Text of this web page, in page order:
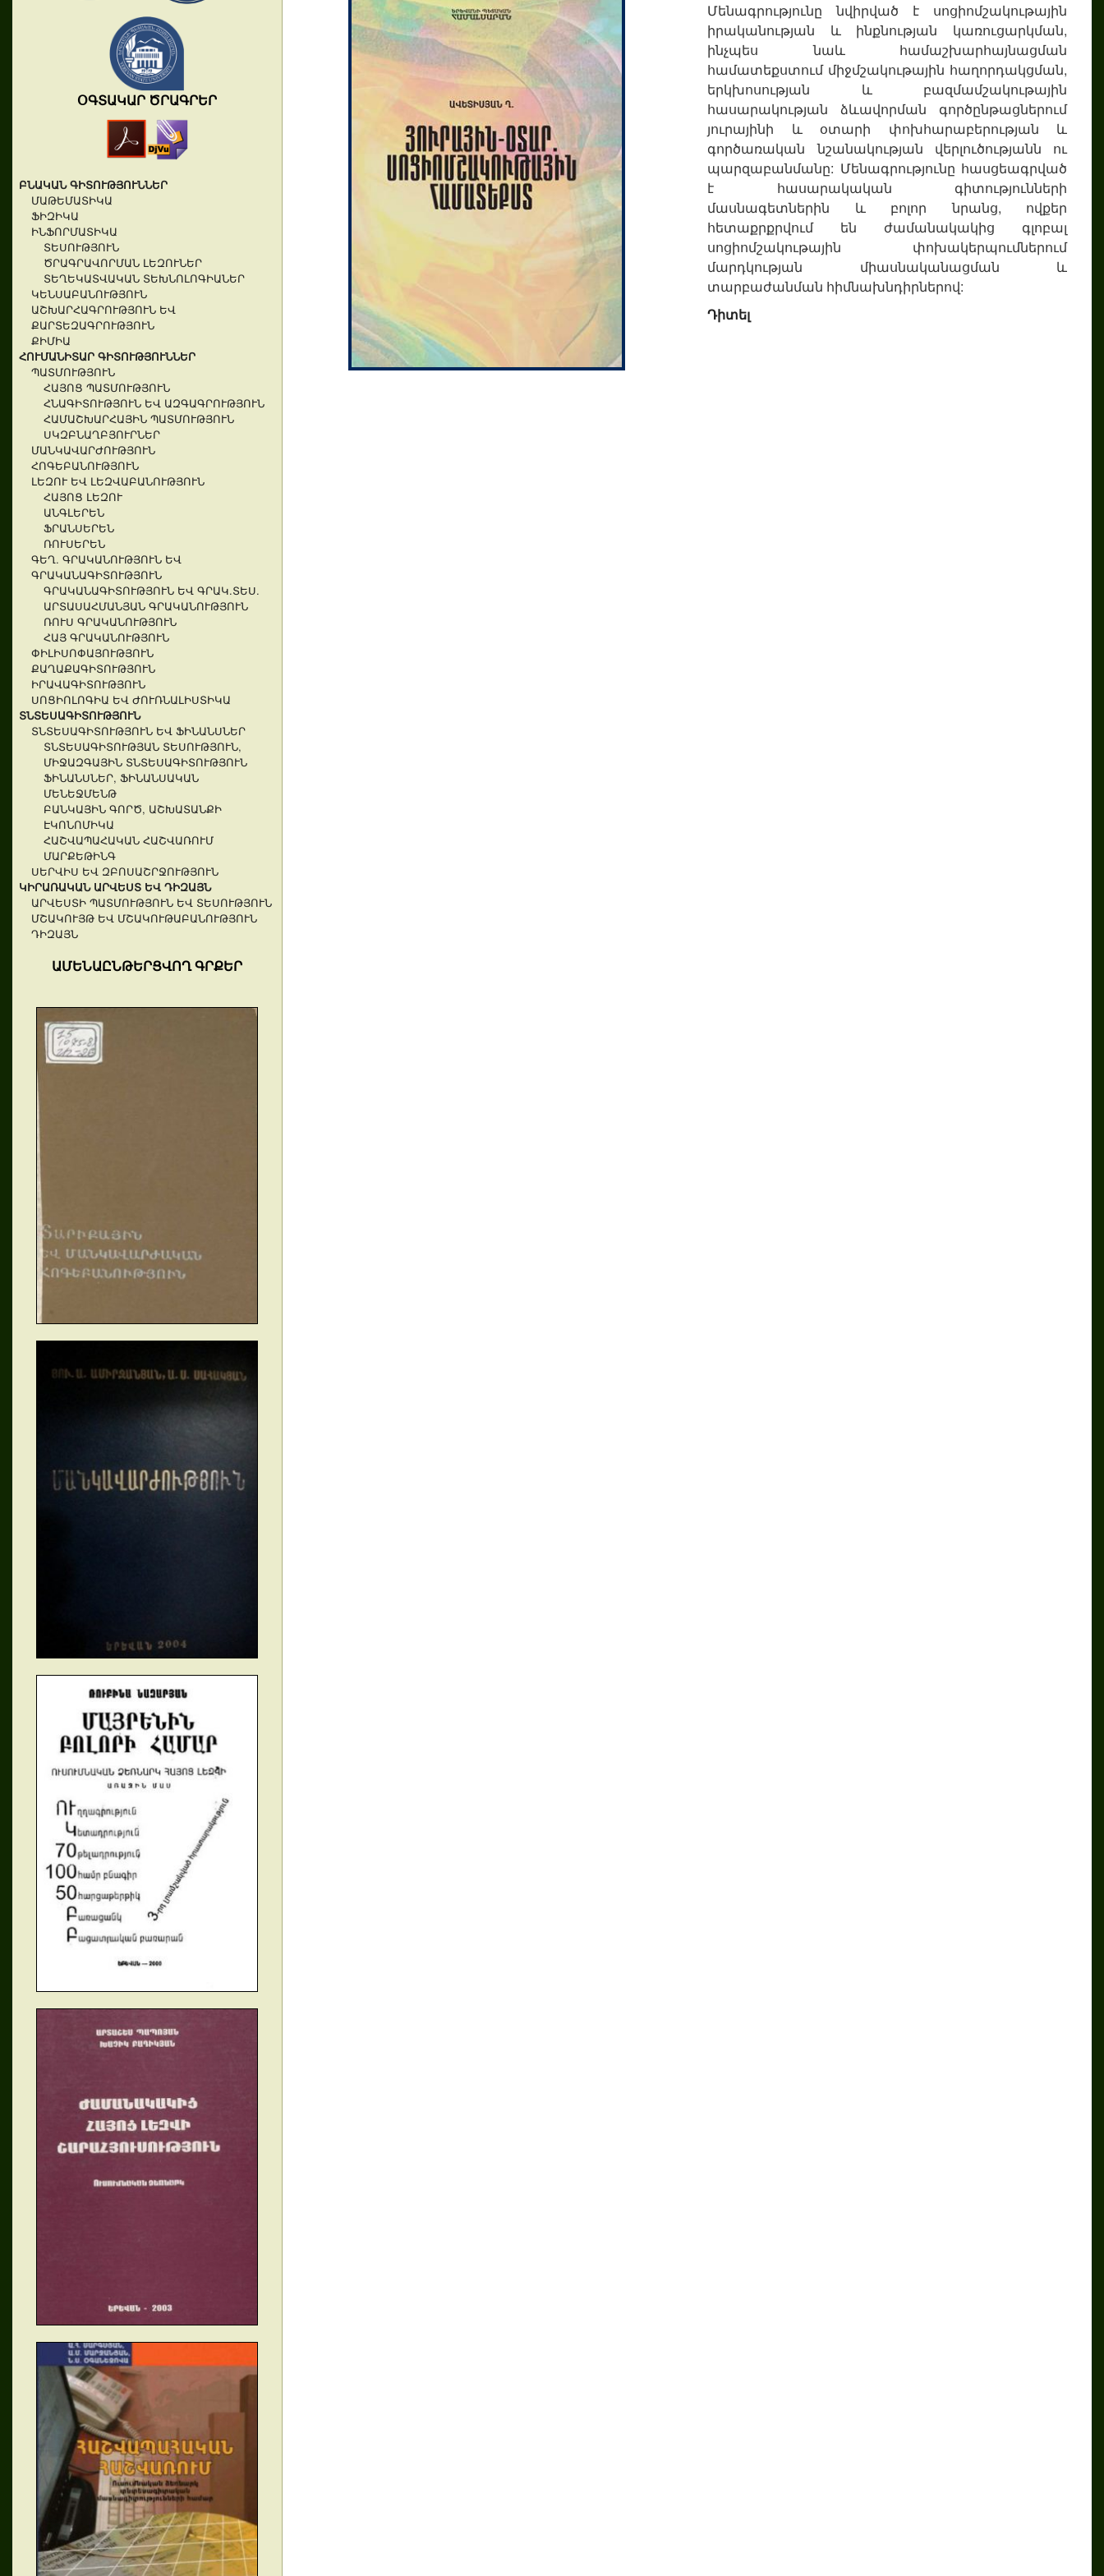
ՕԳՏԱԿԱՐ ԾՐԱԳՐԵՐ
ԲՆԱԿԱՆ ԳԻՏՈՒԹՅՈՒՆՆԵՐ
ՄԱԹԵՄԱՏԻԿԱ
ՖԻԶԻԿԱ
ԻՆՖՈՐՄԱՏԻԿԱ
ՏԵՍՈՒԹՅՈՒՆ
ԾՐԱԳՐԱՎՈՐՄԱՆ ԼԵԶՈՒՆԵՐ
ՏԵՂԵԿԱՏՎԱԿԱՆ ՏԵԽՆՈԼՈԳԻԱՆԵՐ
ԿԵՆՍԱԲԱՆՈՒԹՅՈՒՆ
ԱՇԽԱՐՀԱԳՐՈՒԹՅՈՒՆ ԵՎ
ՔԱՐՏԵԶԱԳՐՈՒԹՅՈՒՆ
ՔԻՄԻԱ
ՀՈՒՄԱՆԻՏԱՐ ԳԻՏՈՒԹՅՈՒՆՆԵՐ
ՊԱՏՄՈՒԹՅՈՒՆ
ՀԱՅՈՑ ՊԱՏՄՈՒԹՅՈՒՆ
ՀՆԱԳԻՏՈՒԹՅՈՒՆ ԵՎ ԱԶԳԱԳՐՈՒԹՅՈՒՆ
ՀԱՄԱՇԽԱՐՀԱՅԻՆ ՊԱՏՄՈՒԹՅՈՒՆ
ՍԿԶԲՆԱՂԲՅՈՒՐՆԵՐ
ՄԱՆԿԱՎԱՐԺՈՒԹՅՈՒՆ
ՀՈԳԵԲԱՆՈՒԹՅՈՒՆ
ԼԵԶՈՒ ԵՎ ԼԵԶՎԱԲԱՆՈՒԹՅՈՒՆ
ՀԱՅՈՑ ԼԵԶՈՒ
ԱՆԳԼԵՐԵՆ
ՖՐԱՆՍԵՐԵՆ
ՌՈՒՍԵՐԵՆ
ԳԵՂ. ԳՐԱԿԱՆՈՒԹՅՈՒՆ ԵՎ
ԳՐԱԿԱՆԱԳԻՏՈՒԹՅՈՒՆ
ԳՐԱԿԱՆԱԳԻՏՈՒԹՅՈՒՆ ԵՎ ԳՐԱԿ.ՏԵՍ.
ԱՐՏԱՍԱՀՄԱՆՅԱՆ ԳՐԱԿԱՆՈՒԹՅՈՒՆ
ՌՈՒՍ ԳՐԱԿԱՆՈՒԹՅՈՒՆ
ՀԱՅ ԳՐԱԿԱՆՈՒԹՅՈՒՆ
ՓԻԼԻՍՈՓԱՅՈՒԹՅՈՒՆ
ՔԱՂԱՔԱԳԻՏՈՒԹՅՈՒՆ
ԻՐԱՎԱԳԻՏՈՒԹՅՈՒՆ
ՍՈՑԻՈԼՈԳԻԱ ԵՎ ԺՈՒՌՆԱԼԻՍՏԻԿԱ
ՏՆՏԵՍԱԳԻՏՈՒԹՅՈՒՆ
ՏՆՏԵՍԱԳԻՏՈՒԹՅՈՒՆ ԵՎ ՖԻՆԱՆՍՆԵՐ
ՏՆՏԵՍԱԳԻՏՈՒԹՅԱՆ ՏԵՍՈՒԹՅՈՒՆ,
ՄԻՋԱԶԳԱՅԻՆ ՏՆՏԵՍԱԳԻՏՈՒԹՅՈՒՆ
ՖԻՆԱՆՍՆԵՐ, ՖԻՆԱՆՍԱԿԱՆ
ՄԵՆԵՋՄԵՆԹ
ԲԱՆԿԱՅԻՆ ԳՈՐԾ, ԱՇԽԱՏԱՆՔԻ
ԷԿՈՆՈՄԻԿԱ
ՀԱՇՎԱՊԱՀԱԿԱՆ ՀԱՇՎԱՌՈՒՄ
ՄԱՐՔԵԹԻՆԳ
ՍԵՐՎԻՍ ԵՎ ԶԲՈՍԱՇՐՋՈՒԹՅՈՒՆ
ԿԻՐԱՌԱԿԱՆ ԱՐՎԵՍՏ ԵՎ ԴԻԶԱՅՆ
ԱՐՎԵՍՏԻ ՊԱՏՄՈՒԹՅՈՒՆ ԵՎ ՏԵՍՈՒԹՅՈՒՆ
ՄՇԱԿՈՒՅԹ ԵՎ ՄՇԱԿՈՒԹԱԲԱՆՈՒԹՅՈՒՆ
ԴԻԶԱՅՆ
ԱՄԵՆԱԸՆԹԵՐՑՎՈՂ ԳՐՔԵՐ
Մենագրությունը նվիրված է սոցիոմշակութային
իրականության և ինքնության կառուցարկման,
ինչպես նաև համաշխարհայնացման
համատեքստում միջմշակութային հաղորդակցման,
երկխոսության և բազմամշակութային
հասարակության ձևավորման գործընթացներում
յուրայինի և օտարի փոխհարաբերության և
գործառական նշանակության վերլուծությանն ու
պարզաբանմանը: Մենագրությունը հասցեագրված
է հասարակական գիտությունների
մասնագետներին և բոլոր նրանց, ովքեր
հետաքրքրվում են ժամանակակից գլոբալ
սոցիոմշակութային փոխակերպումներում
մարդկության միասնականացման և
տարբաժանման հիմնախնդիրներով:
Դիտել